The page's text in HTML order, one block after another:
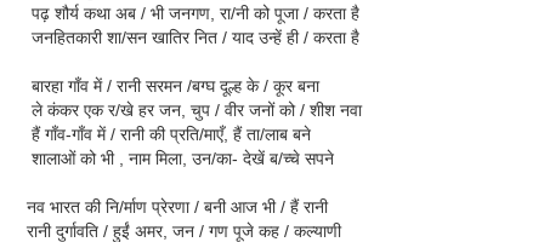
पढ़ शौर्य कथा अब / भी जनगण, रा/नी को पूजा / करता है
जनहितकारी शा/सन खातिर नित / याद उन्हें ही / करता है
बारहा गाँव में / रानी सरमन /बग्घ दूल्ह के / कूर बना
ले कंकर एक र/खे हर जन, चुप / वीर जनों को / शीश नवा
हैं गाँव-गाँव में / रानी की प्रति/माएँ, हैं ता/लाब बने
शालाओं को भी , नाम मिला, उन/का- देखें ब/च्चे सपने
नव भारत की नि/र्माण प्रेरणा / बनी आज भी / हैं रानी
रानी दुर्गावति / हुईं अमर, जन / गण पूजे कह / कल्याणी